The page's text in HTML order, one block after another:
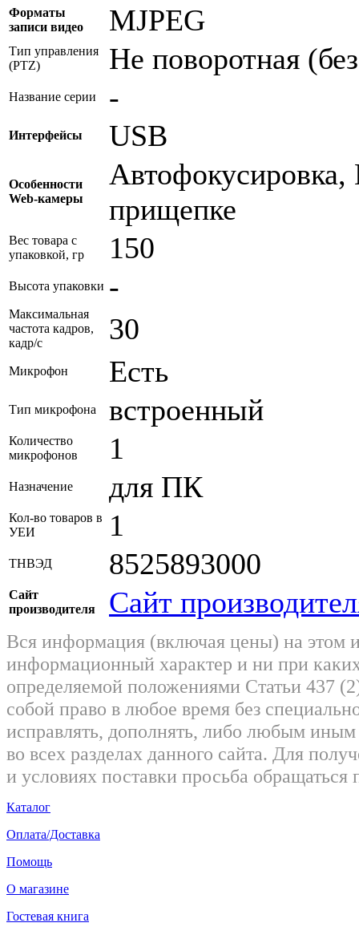
Форматы
записи видео
MJPEG
Тип управления
(PTZ)
Не поворотная
Название серии -
Интерфейсы USB
Особенности
Web-камеры
прищепке
Вес товара с
упаковкой, гр
150
Высота упаковки -
Максимальная
частота кадров,
кадр/с
30
Микрофон Есть
Тип микрофона встроенный
Количество
микрофонов
1
Назначение для ПК
Кол-во товаров в
УЕИ
1
ТНВЭД 8525893000
Сайт
производителя
Сайт
Вся информация (включая цены) на этом
информационный характер и ни при
определяемой положениями Статьи 437
собой право в любое время без
исправлять, дополнять, либо любым
во всех разделах данного сайта. Для
и условиях поставки просьба
Каталог
Оплата/Доставка
Помощь
О магазине
Гостевая книга